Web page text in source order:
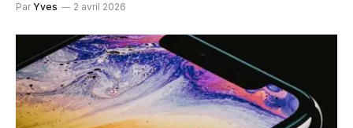
Par Yves 2 avril 2026